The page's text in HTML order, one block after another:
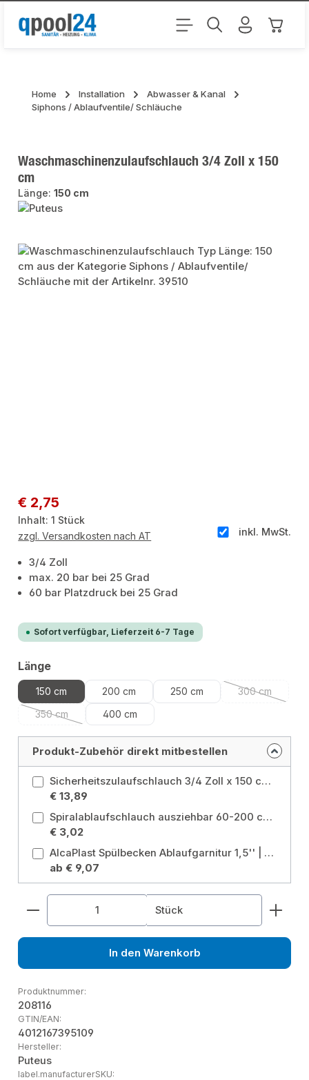
Zum Hauptinhalt springen
Home Installation
Abwasser & Kanal
Siphons / Ablaufventile/ Schläuche
Waschmaschinenzulaufschlauch 3/4 Zoll x 150
cm
Länge:150 cm
Bildergalerie überspringen
Regulärer Preis:
€ 2,75
Inhalt:1 Stück
inkl. MwSt.
zzgl. Versandkosten nach AT
3/4 Zoll
max. 20 bar bei 25 Grad
60 bar Platzdruck bei 25 Grad
Sofort verfügbar, Lieferzeit 6-7 Tage
Längeauswählen
150 cm 200 cm 250 cm 300 cm
(Diese
350 cm
(Diese Option ist zurzeit nicht verfügbar.)
400 cm
Produkt-Zubehör direkt mitbestellen
Sicherheitszulaufschlauch 3/4 Zoll x 150 cm Länge: 150 cm
€ 13,89
Spiralablaufschlauch ausziehbar 60-200 cm Länge: 60 - 200 cm
€ 3,02
AlcaPlast Spülbecken Ablaufgarnitur 1,5'' | mit Röhrensiphon ø40/50mm mit 2 Geräteanschlüssen A82-50 Ausführung: DN50 mit 2 Geräteanschlüssen
ab € 9,07
Produkt Anzahl: Gib den gewünschten Wert
Stück
In den Warenkorb
Produktnummer:
208116
GTIN/EAN:
4012167395109
Hersteller:
Puteus
label.manufacturerSKU: